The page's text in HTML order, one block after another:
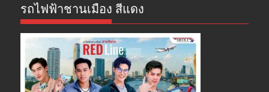
รถไฟฟ้าชานเมือง สีแดง